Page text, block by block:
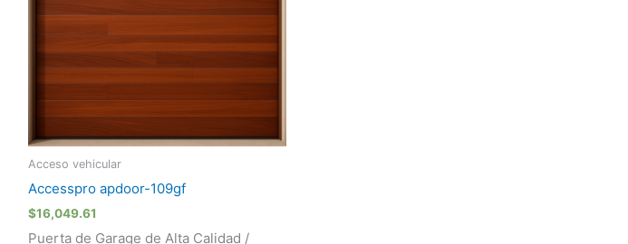
Acceso vehicular
Accesspro apdoor-109gf
$16,049.61
Puerta de Garage de Alta Calidad /